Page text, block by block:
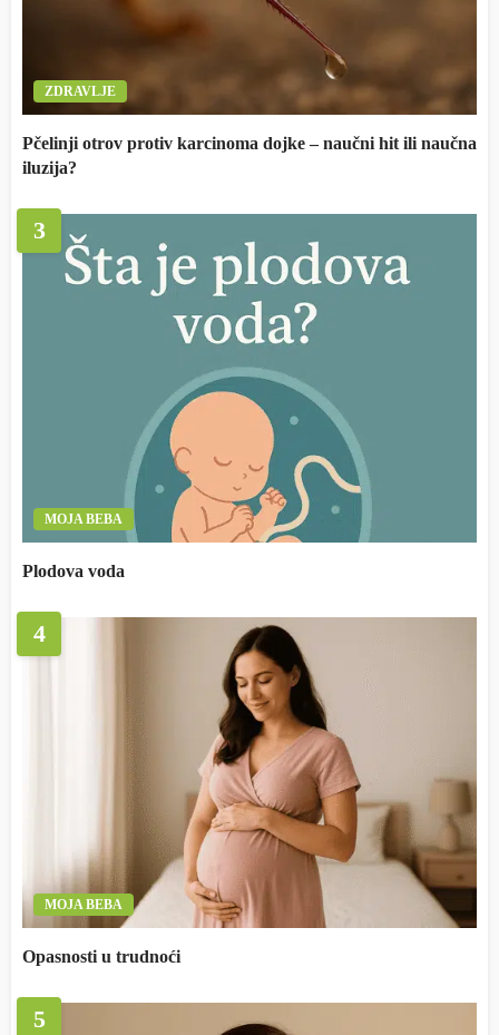
ZDRAVLJE
Pčelinji otrov protiv karcinoma dojke – naučni hit ili naučna
iluzija?
3
MOJA BEBA
Plodova voda
4
MOJA BEBA
Opasnosti u trudnoći
5